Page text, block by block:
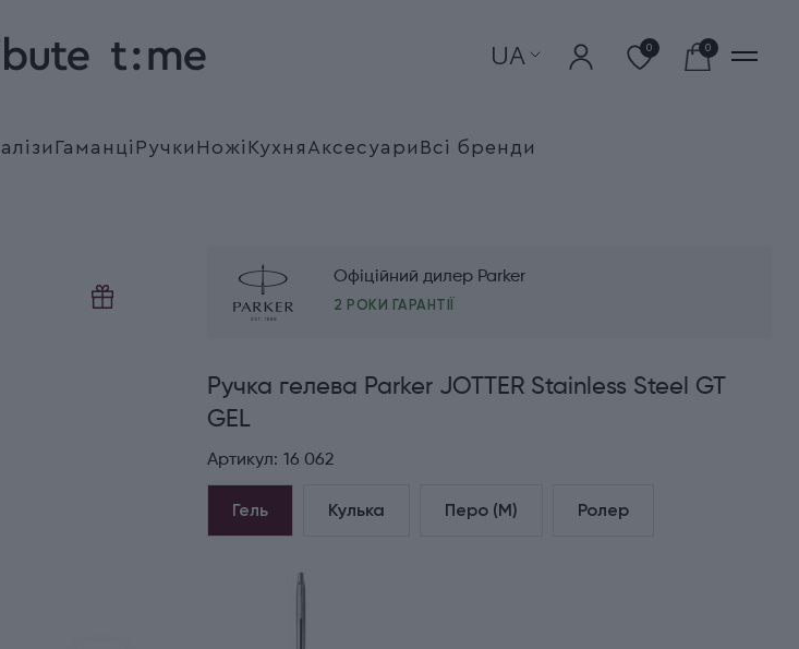
UA 0 0
Гаманці Ручки Ножі Кухня Аксесуари Всі бренди
Офіційний дилер Parker
2 РОКИ ГАРАНТІЇ
Ручка гелева Parker JOTTER Stainless Steel GT
GEL
Артикул: 16 062
Гель Кулька Перо (М) Ролер